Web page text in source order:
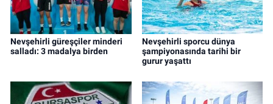
Nevşehirli güreşçiler minderi
salladı: 3 madalya birden
Nevşehirli sporcu dünya
şampiyonasında tarihi bir
gurur yaşattı